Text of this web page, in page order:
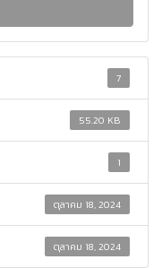
7
55.20 KB
1
ตุลาคม 18, 2024
ตุลาคม 18, 2024